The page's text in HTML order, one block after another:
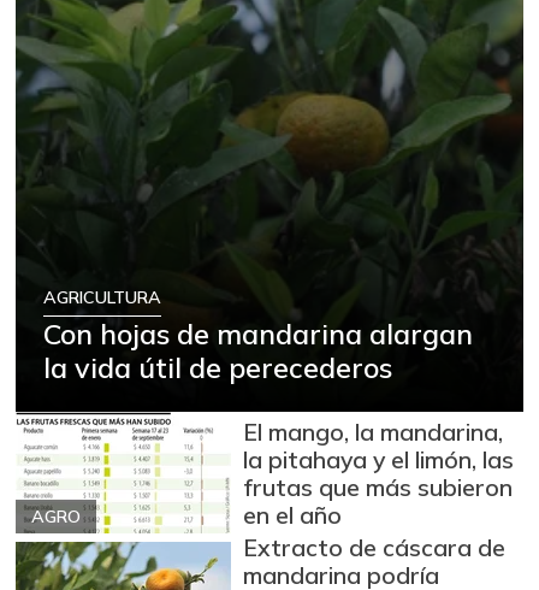
AGRICULTURA
Con hojas de mandarina alargan
la vida útil de perecederos
AGRO
El mango, la mandarina,
la pitahaya y el limón, las
frutas que más subieron
en el año
Extracto de cáscara de
mandarina podría